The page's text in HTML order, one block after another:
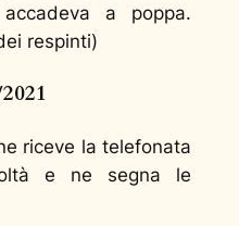
a poppa.
respinti)
riceve la telefonata
e ne segna le